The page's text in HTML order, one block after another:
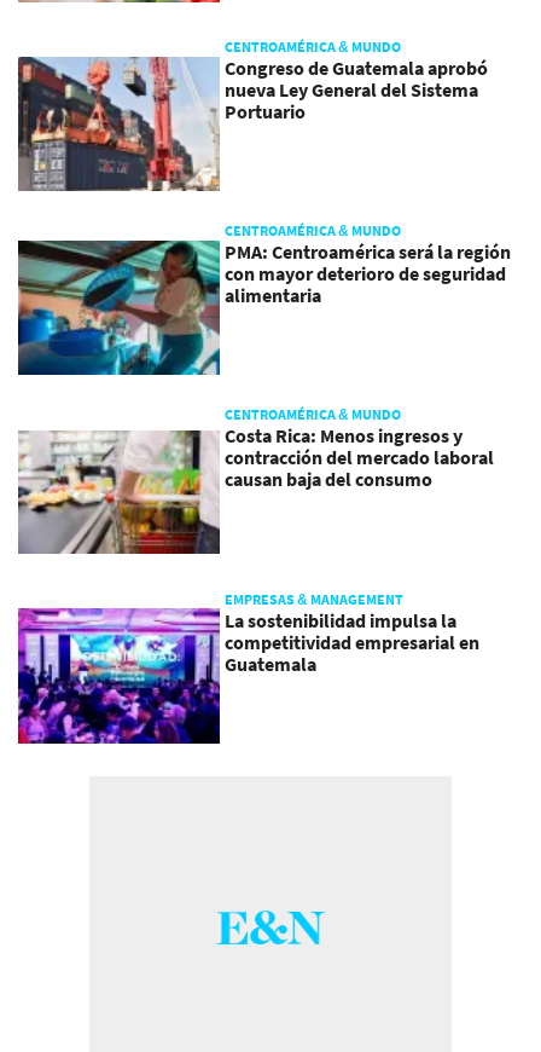
CENTROAMÉRICA & MUNDO
Congreso de Guatemala aprobó
nueva Ley General del Sistema
Portuario
CENTROAMÉRICA & MUNDO
PMA: Centroamérica será la región
con mayor deterioro de seguridad
alimentaria
CENTROAMÉRICA & MUNDO
Costa Rica: Menos ingresos y
contracción del mercado laboral
causan baja del consumo
EMPRESAS & MANAGEMENT
La sostenibilidad impulsa la
competitividad empresarial en
Guatemala